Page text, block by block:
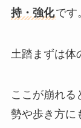
持・強化です
土踏まずは体
ここが崩れる
勢や歩き方に